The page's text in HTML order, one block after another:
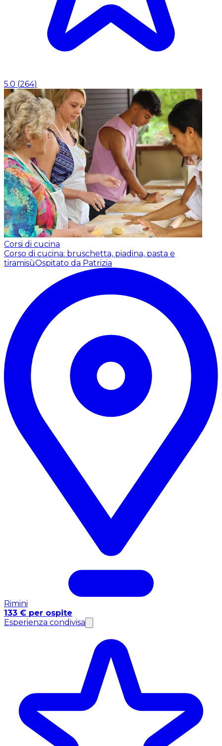
5.0 (264)
Corsi di cucina
Corso di cucina: bruschetta, piadina, pasta e
tiramisùOspitato da Patrizia
Rimini
133 € per ospite
Esperienza condivisa